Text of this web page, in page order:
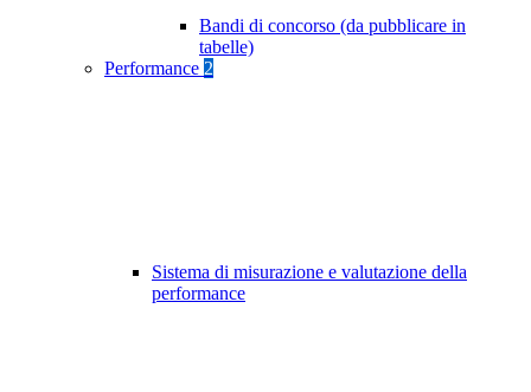
Bandi di concorso (da pubblicare in
tabelle)
Performance 2
Sistema di misurazione e valutazione della
performance